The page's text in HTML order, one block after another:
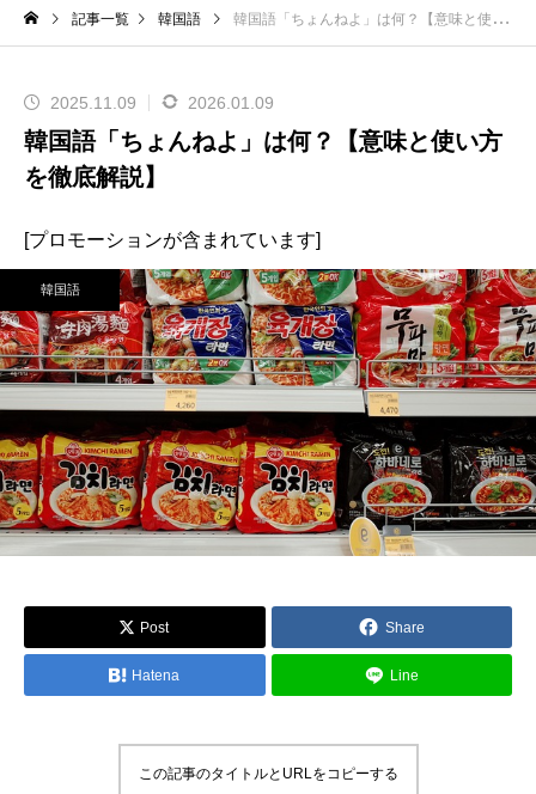
記事一覧 韓国語 韓国語「ちょんねよ」は何？【意味と使い方を徹底解説】
2025.11.09 2026.01.09
韓国語「ちょんねよ」は何？【意味と使い方
を徹底解説】
[プロモーションが含まれています]
韓国語
Post Share
Hatena Line
この記事のタイトルとURLをコピーする